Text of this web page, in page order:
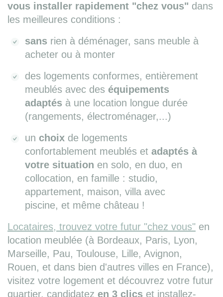
vous installer rapidement "chez vous" dans
les meilleures conditions :
sans rien à déménager, sans meuble à
acheter ou à monter
des logements conformes, entièrement
meublés avec des équipements
adaptés à une location longue durée
(rangements, électroménager,...)
un choix de logements
confortablement meublés et adaptés à
votre situation en solo, en duo, en
collocation, en famille : studio,
appartement, maison, villa avec
piscine, et même château !
Locataires, trouvez votre futur "chez vous" en
location meublée (à Bordeaux, Paris, Lyon,
Marseille, Pau, Toulouse, Lille, Avignon,
Rouen, et dans bien d'autres villes en France),
visitez votre logement et découvrez votre futur
quartier, candidatez en 3 clics et installez-